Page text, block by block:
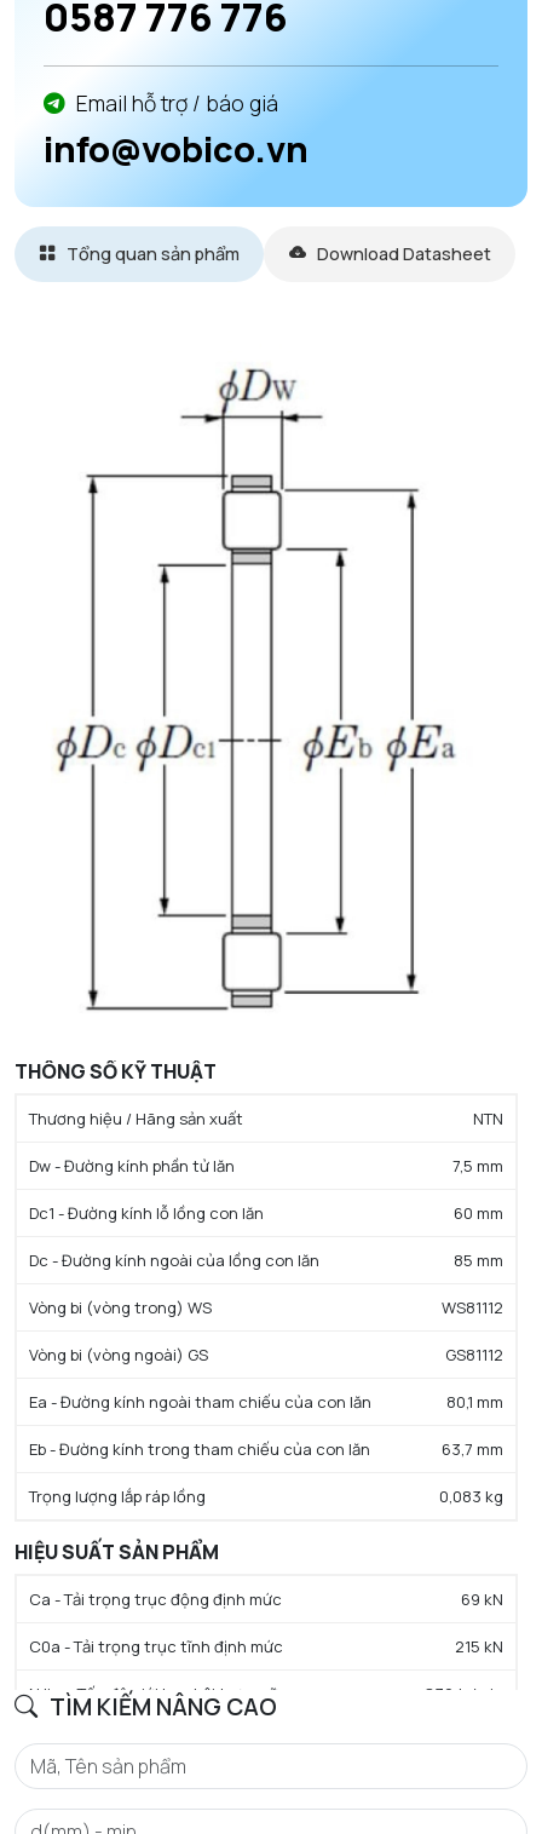
0587 776 776
Email hỗ trợ / báo giá
info@vobico.vn
TÌM KIẾM NÂNG CAO
Tổng quan sản phẩm Download Datasheet
THÔNG SỐ KỸ THUẬT
Thương hiệu / Hãng sản xuất NTN
Dw - Đường kính phần tử lăn 7,5 mm
Dc1 - Đường kính lỗ lồng con lăn 60 mm
Dc - Đường kính ngoài của lồng con lăn 85 mm
Vòng bi (vòng trong) WS WS81112
Vòng bi (vòng ngoài) GS GS81112
Ea - Đường kính ngoài tham chiếu của con lăn 80,1 mm
Eb - Đường kính trong tham chiếu của con lăn 63,7 mm
Trọng lượng lắp ráp lồng 0,083 kg
HIỆU SUẤT SẢN PHẨM
Ca - Tải trọng trục động định mức 69 kN
C0a - Tải trọng trục tĩnh định mức 215 kN
N lim - Tốc độ giới hạn bôi trơn mỡ 830 tr/min
N lim - Tốc độ giới hạn bôi trơn dầu 3300 tr/min
Tmin - Nhiệt độ hoạt động tối thiểu -20 °C